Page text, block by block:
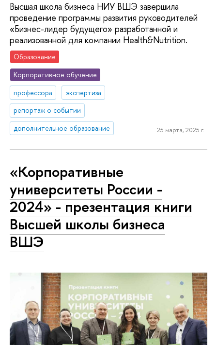
Высшая школа бизнеса НИУ ВШЭ завершила
проведение программы развития руководителей
«Бизнес-лидер будущего» разработанной и
реализованной для компании Health&Nutrition.
Образование
Корпоративное обучение
профессора
экспертиза
репортаж о событии
дополнительное образование
25 марта, 2025 г.
«Корпоративные
университеты России -
2024» - презентация книги
Высшей школы бизнеса
ВШЭ